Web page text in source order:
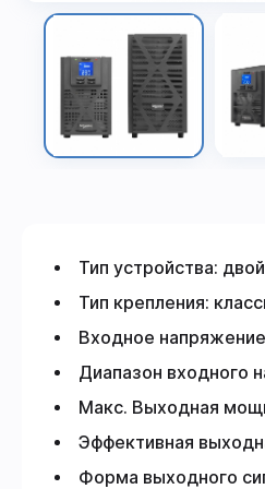
Тип устройства:
Тип крепления:
Входное
Диапазон входного
Макс. Выходная
Эффективная
Форма выходного